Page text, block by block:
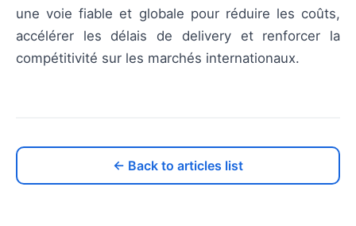
une voie fiable et globale pour réduire les coûts,
accélérer les délais de delivery et renforcer la
compétitivité sur les marchés internationaux.
← Back to articles list